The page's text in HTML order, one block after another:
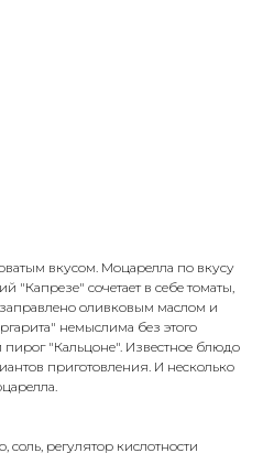
вкусом. Моцарелла по вкусу
"Капрезе" сочетает в себе томаты,
оливковым маслом и
немыслима без этого
"Кальцоне". Известное блюдо
приготовления. И несколько
соль, регулятор кислотности